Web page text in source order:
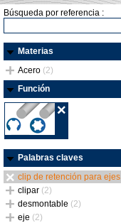
Búsqueda por referencia :
Materias
Acero (2)
Función
Palabras claves
clip de retención para ejes
clipar (2)
desmontable (2)
eje (2)